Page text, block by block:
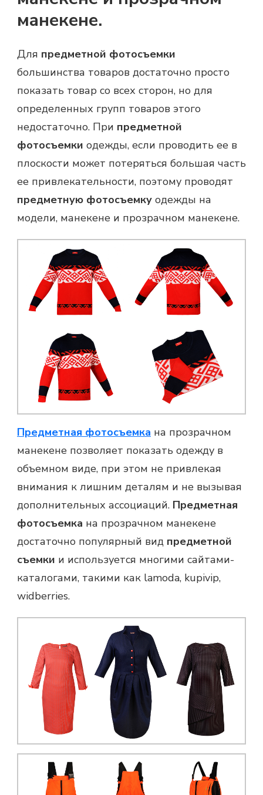
манекене.
Для предметной фотосъемки
большинства товаров достаточно просто
показать товар со всех сторон, но для
определенных групп товаров этого
недостаточно. При предметной
фотосъемки одежды, если проводить ее в
плоскости может потеряться большая часть
ее привлекательности, поэтому проводят
предметную фотосъемку одежды на
модели, манекене и прозрачном манекене.
Предметная фотосъемка на прозрачном
манекене позволяет показать одежду в
объемном виде, при этом не привлекая
внимания к лишним деталям и не вызывая
дополнительных ассоциаций. Предметная
фотосъемка на прозрачном манекене
достаточно популярный вид предметной
съемки и используется многими сайтами-
каталогами, такими как lamoda, kupivip,
widberries.